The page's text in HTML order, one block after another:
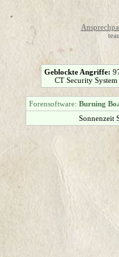
Geblockte Angriffe:
CT Security
Forensoftware: Burning
Sonnenzeit